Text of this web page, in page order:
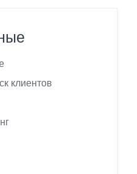
клиентов